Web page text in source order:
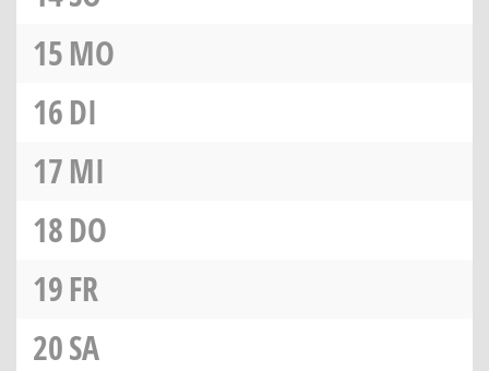
15MO
16DI
17MI
18DO
19FR
20SA